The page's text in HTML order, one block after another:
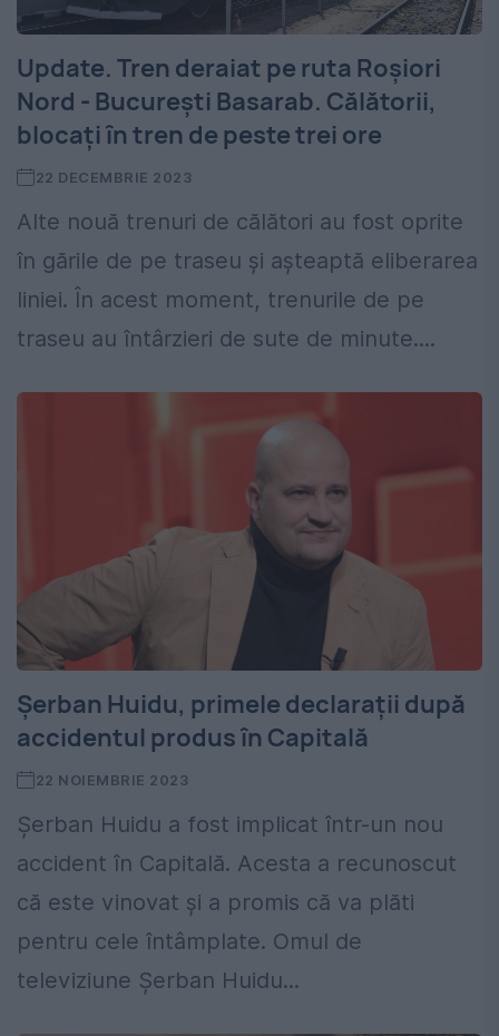
Update. Tren deraiat pe ruta Roșiori
Nord - București Basarab. Călătorii,
blocați în tren de peste trei ore
22 DECEMBRIE 2023
Alte nouă trenuri de călători au fost oprite
în gările de pe traseu și așteaptă eliberarea
liniei. În acest moment, trenurile de pe
traseu au întârzieri de sute de minute....
Șerban Huidu, primele declarații după
accidentul produs în Capitală
22 NOIEMBRIE 2023
Șerban Huidu a fost implicat într-un nou
accident în Capitală. Acesta a recunoscut
că este vinovat și a promis că va plăti
pentru cele întâmplate. Omul de
televiziune Șerban Huidu...